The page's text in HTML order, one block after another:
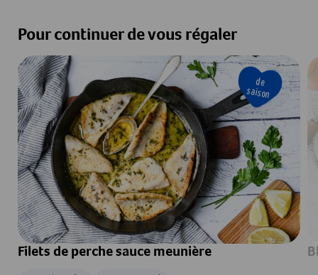
Pour continuer de vous régaler
de
saison
Filets de perche sauce meunière